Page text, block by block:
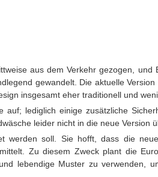
aus dem Verkehr gezogen,
gewandelt. Die aktuelle
insgesamt eher traditionell und
lediglich einige zusätzliche
leider nicht in die neue Version
werden soll. Sie hofft, dass die
Zu diesem Zweck plant die
lebendige Muster zu verwenden,